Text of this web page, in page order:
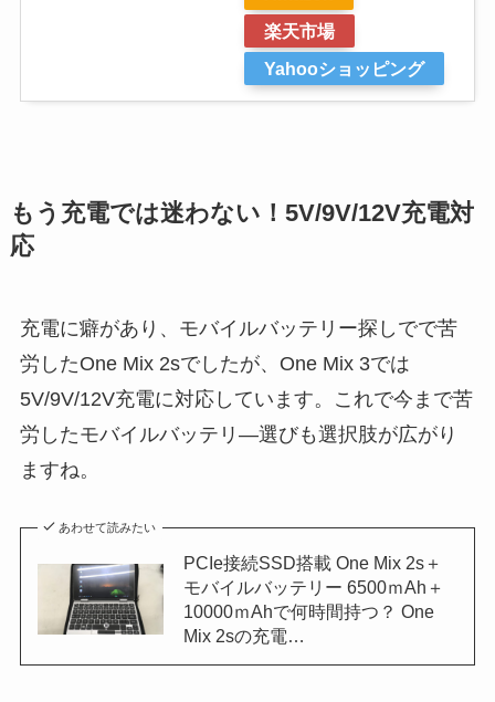
楽天市場
Yahooショッピング
もう充電では迷わない！5V/9V/12V充電対
応
充電に癖があり、モバイルバッテリー探しでで苦
労したOne Mix 2sでしたが、One Mix 3では
5V/9V/12V充電に対応しています。これで今まで苦
労したモバイルバッテリ―選びも選択肢が広がり
ますね。
あわせて読みたい
PCIe接続SSD搭載 One Mix 2s＋
モバイルバッテリー 6500ｍAh＋
10000ｍAhで何時間持つ？ One
Mix 2sの充電…